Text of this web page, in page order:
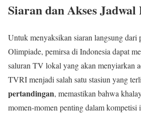
Siaran dan Akses
Untuk menyaksikan siaran langsung dari
Olimpiade, pemirsa di Indonesia dapat
saluran TV lokal yang akan menyiarkan
TVRI menjadi salah satu stasiun yang
pertandingan, memastikan bahwa
momen-momen penting dalam kompetisi